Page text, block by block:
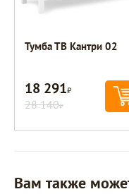
Тумба ТВ Кантри 02
18 291Р
28 140Р
Вам также